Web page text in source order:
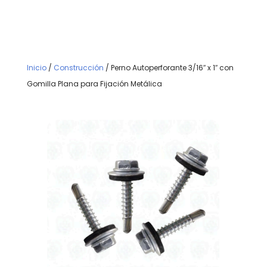
Inicio/ Construcción / Perno Autoperforante 3/16″ x 1″ con
Gomilla Plana para Fijación Metálica